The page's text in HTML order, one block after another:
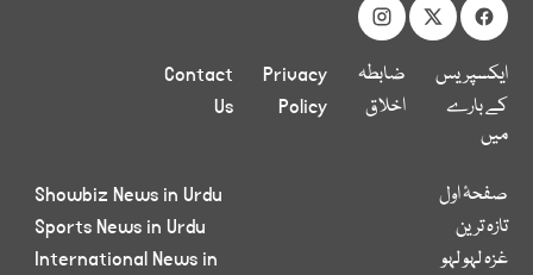
ایکسپریس
کے بارے
میں
ضابطہ
اخلاق
Privacy
Policy
Contact
Us
صفحۂ اول
تازہ ترین
غزہ لہو لہو
Showbiz News in Urdu
Sports News in Urdu
International News in